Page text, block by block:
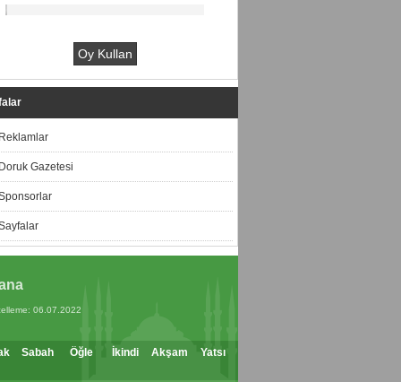
Gazetesi
06.07.2022
Sabah Öğle İkindi Akşam Yatsı